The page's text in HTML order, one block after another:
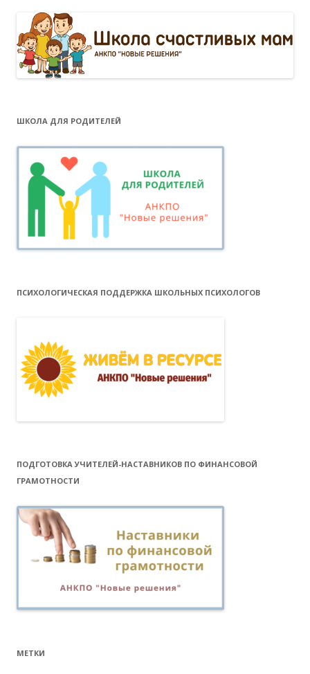
ШКОЛА ДЛЯ РОДИТЕЛЕЙ
ПСИХОЛОГИЧЕСКАЯ ПОДДЕРЖКА ШКОЛЬНЫХ ПСИХОЛОГОВ
ПОДГОТОВКА УЧИТЕЛЕЙ-НАСТАВНИКОВ ПО ФИНАНСОВОЙ
ГРАМОТНОСТИ
МЕТКИ